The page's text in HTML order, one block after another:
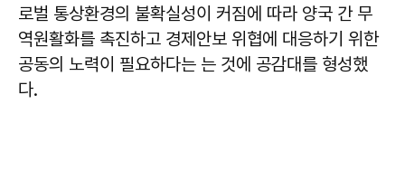
로벌 통상환경의 불확실성이 커짐에 따라 양국 간 무
역원활화를 촉진하고 경제안보 위협에 대응하기 위한
공동의 노력이 필요하다는 는 것에 공감대를 형성했
다.